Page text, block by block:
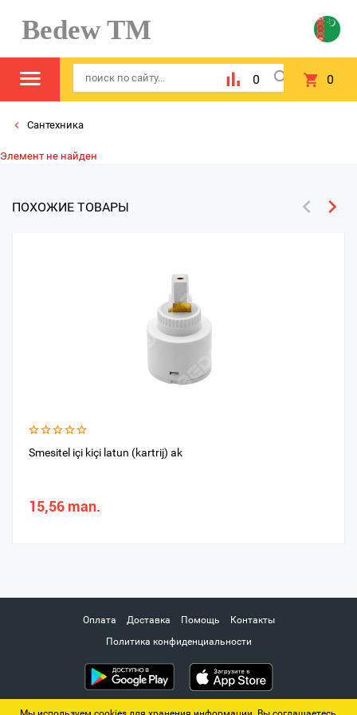
Bedew TM
0 0
Сантехника
Элемент не найден
ПОХОЖИЕ ТОВАРЫ
Smesitel içi kiçi latun (kartrij) ak
15,56 man.
Оплата Доставка Помощь
Контакты
Политика конфиденциальности